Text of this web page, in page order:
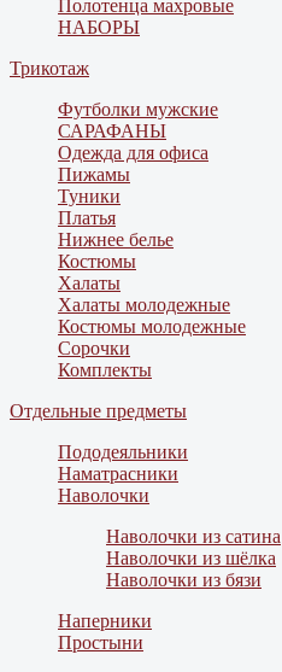
Полотенца махровые
НАБОРЫ
Трикотаж
Футболки мужские
САРАФАНЫ
Одежда для офиса
Пижамы
Туники
Платья
Нижнее белье
Костюмы
Халаты
Халаты молодежные
Костюмы молодежные
Сорочки
Комплекты
Отдельные предметы
Пододеяльники
Наматрасники
Наволочки
Наволочки из сатина
Наволочки из шёлка
Наволочки из бязи
Наперники
Простыни